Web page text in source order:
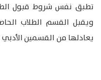
تطبق نفس شروط قبول
ويقبل القسم الطلاب
يعادلها من القسمين